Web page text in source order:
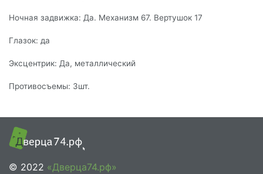
Ночная задвижка: Да. Механизм 67. Вертушок 17
Глазок: да
Эксцентрик: Да, металлический
Противосъемы: 3шт.
© 2022 «Дверца74.рф»